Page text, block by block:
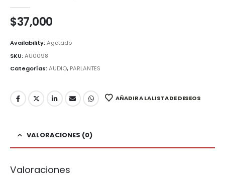
$37,000
Availability:Agotado
SKU:AU0098
Categorías:AUDIO, PARLANTES
AÑADIR A LA LISTA DE DESEOS
VALORACIONES (0)
Valoraciones